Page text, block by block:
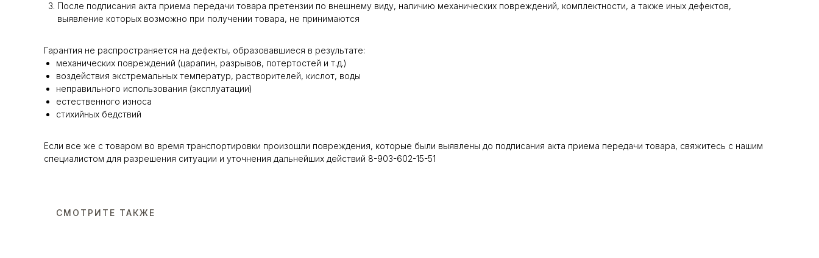
После подписания акта приема передачи товара претензии по внешнему виду, наличию механических повреждений, комплектности, а также иных дефектов,
выявление которых возможно при получении товара, не принимаются
Гарантия не распространяется на дефекты, образовавшиеся в результате:
механических повреждений (царапин, разрывов, потертостей и т.д.)
воздействия экстремальных температур, растворителей, кислот, воды
неправильного использования (эксплуатации)
естественного износа
стихийных бедствий
Если все же с товаром во время транспортировки произошли повреждения, которые были выявлены до подписания акта приема передачи товара, свяжитесь с нашим
специалистом для разрешения ситуации и уточнения дальнейших действий 8-903-602-15-51
СМОТРИТЕ ТАКЖЕ